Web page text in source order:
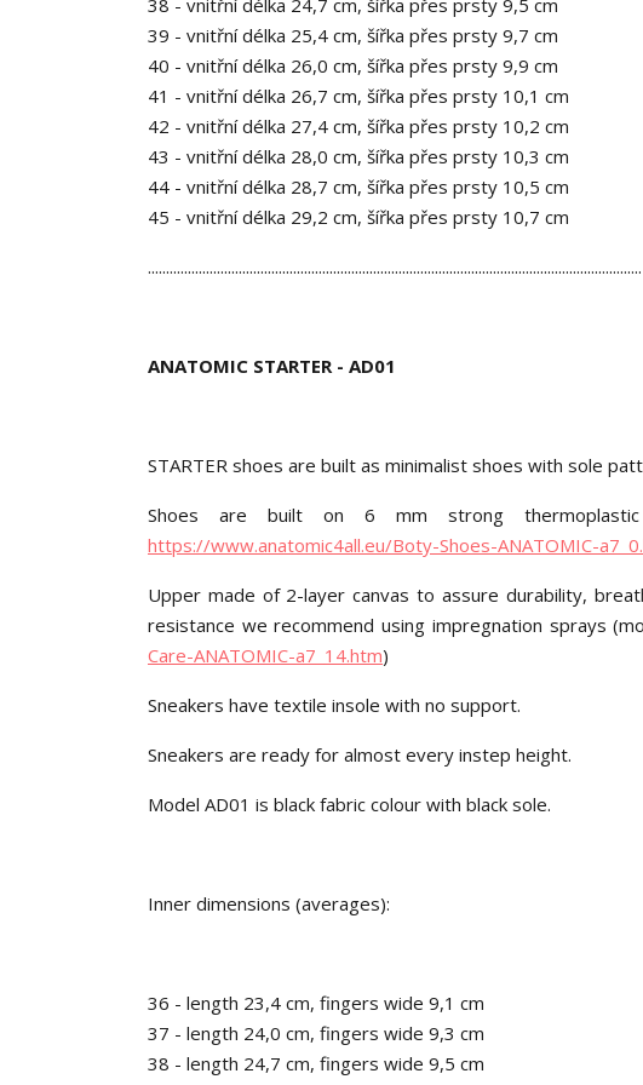
38 - vnitřní délka 24,7 cm, šířka přes prsty 9,5 cm
39 - vnitřní délka 25,4 cm, šířka přes prsty 9,7 cm
40 - vnitřní délka 26,0 cm, šířka přes prsty 9,9 cm
41 - vnitřní délka 26,7 cm, šířka přes prsty 10,1 cm
42 - vnitřní délka 27,4 cm, šířka přes prsty 10,2 cm
43 - vnitřní délka 28,0 cm, šířka přes prsty 10,3 cm
44 - vnitřní délka 28,7 cm, šířka přes prsty 10,5 cm
45 - vnitřní délka 29,2 cm, šířka přes prsty 10,7 cm
........................................................................................................................................
ANATOMIC STARTER - AD01
STARTER shoes are built as minimalist shoes with sole
Shoes are built on 6 mm strong
https://www.anatomic4all.eu/Boty-Shoes-ANATOMIC-
Upper made of 2-layer canvas to assure durability,
resistance we recommend using impregnation sprays
Care-ANATOMIC-a7_14.htm)
Sneakers have textile insole with no support.
Sneakers are ready for almost every instep height.
Model AD01 is black fabric colour with black sole.
Inner dimensions (averages):
36 - length 23,4 cm, fingers wide 9,1 cm
37 - length 24,0 cm, fingers wide 9,3 cm
38 - length 24,7 cm, fingers wide 9,5 cm